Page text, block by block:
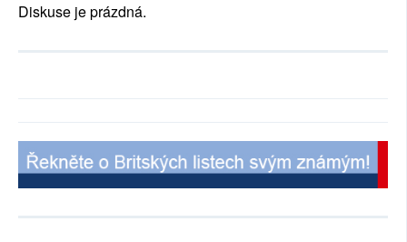
Diskuse je prázdná.